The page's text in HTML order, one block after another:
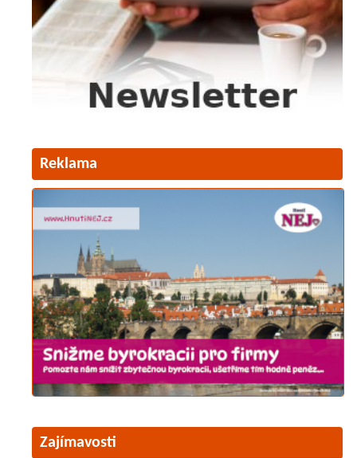
Reklama
Zajímavosti